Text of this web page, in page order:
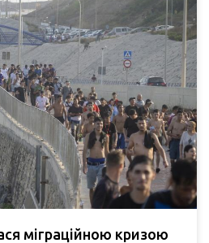
міграційною кризою